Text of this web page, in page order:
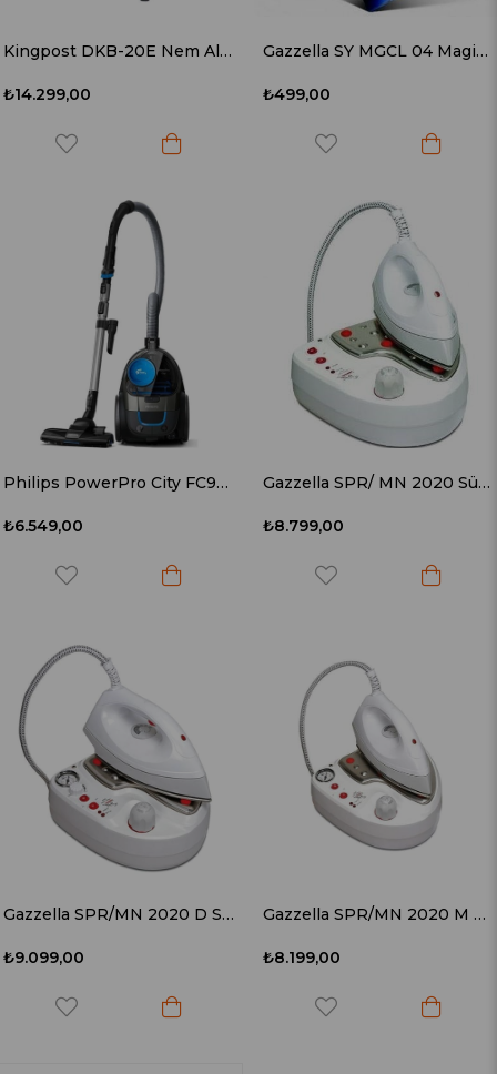
Kingpost DKB-20E Nem Alma Cihazı
₺14.299,00
Gazzella SY MGCL 04 Magical -Extra Tabanlık
₺499,00
Philips PowerPro City FC9332/07 900 W Toz Torbasız Süpürge
₺6.549,00
Gazzella SPR/ MN 2020 Süper Mini Elegant Buhar Kazanlı Ütü
₺8.799,00
Gazzella SPR/MN 2020 D Süper Mini Elegant Manometreli-Buhar Ayarlı* 1 Litre (Deluxe) Buhar Kazanlı Ütü
₺9.099,00
Gazzella SPR/MN 2020 M Süper Mini Elegant Manometreli* 1 Litre Buhar Kazanlı Ütü
₺8.199,00